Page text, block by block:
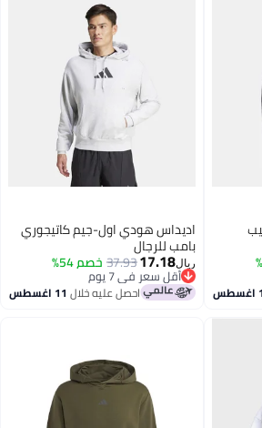
اديداس هودي اول-جيم كاتيجوري
بامب للرجال
17.18
37.93خصم 54%
أقل سعر في 7 يوم
أقل سعر في 7 يوماحصل عليه خلال11 اغسطس